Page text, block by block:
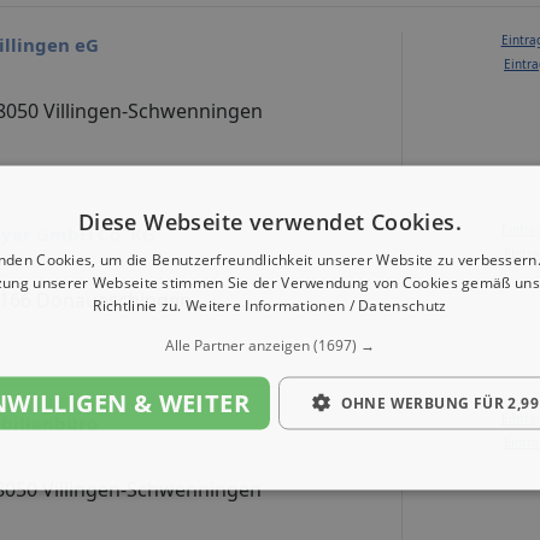
eG
Villingen-Schwenningen
GmbH Co. KG
Donaueschingen
Villingen-Schwenningen
Diese Webseite verwendet Cookies.
Cookies, um die Benutzerfreundlichkeit unserer Website zu
unserer Webseite stimmen Sie der Verwendung von Cookies gemäß
Richtlinie zu. Weitere Informationen / Datenschutz
Alle Partner anzeigen(1697) →
& WEITER OHNE WERBUNG FÜR